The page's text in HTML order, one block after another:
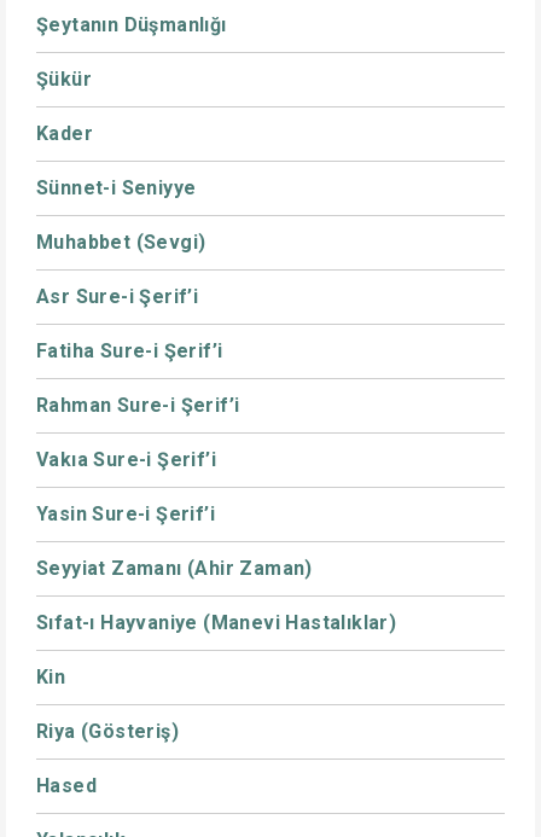
Şeytanın Düşmanlığı
Şükür
Kader
Sünnet-i Seniyye
Muhabbet (Sevgi)
Asr Sure-i Şerif’i
Fatiha Sure-i Şerif’i
Rahman Sure-i Şerif’i
Vakıa Sure-i Şerif’i
Yasin Sure-i Şerif’i
Seyyiat Zamanı (Ahir Zaman)
Sıfat-ı Hayvaniye (Manevi Hastalıklar)
Kin
Riya (Gösteriş)
Hased